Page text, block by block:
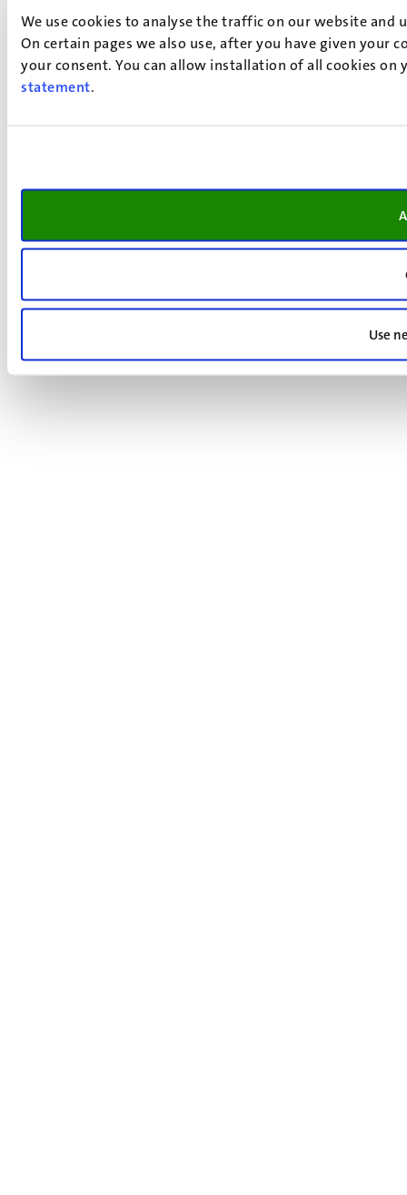
We use cookies to analyse the traffic on our website
On certain pages we also use, after you have given your
your consent. You can allow installation of all cookies
statement.
Use